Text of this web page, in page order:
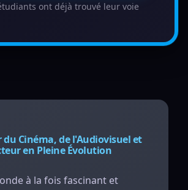
ont déjà trouvé leur voie
Cinéma, de l'Audiovisuel et
en Pleine Évolution
à la fois fascinant et